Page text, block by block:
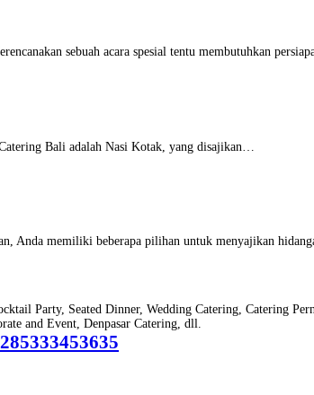
sebuah acara spesial tentu membutuhkan
Bali adalah Nasi Kotak, yang disajikan…
Anda memiliki beberapa pilihan untuk menyajikan
Party, Seated Dinner, Wedding Catering, Catering
and Event, Denpasar Catering, dll.